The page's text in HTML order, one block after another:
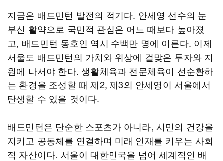
지금은 배드민턴 발전의 적기다. 안세영 선수의 눈
부신 활약으로 국민적 관심은 어느 때보다 높아졌
고, 배드민턴 동호인 역시 수백만 명에 이른다. 이제
서울도 배드민턴의 가치와 위상에 걸맞은 투자와 지
원에 나서야 한다. 생활체육과 전문체육이 선순환하
는 환경을 조성할 때 제2, 제3의 안세영이 서울에서
탄생할 수 있을 것이다.
배드민턴은 단순한 스포츠가 아니라, 시민의 건강을
지키고 공동체를 연결하며 미래 인재를 키우는 사회
적 자산이다. 서울이 대한민국을 넘어 세계적인 배